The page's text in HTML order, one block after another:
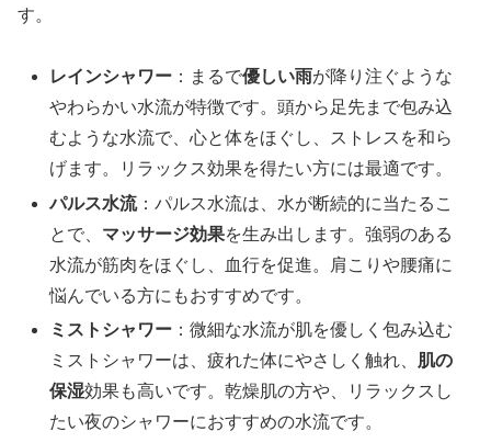
す。
レインシャワー ：まるで優しい雨が降り注ぐような
やわらかい水流が特徴です。頭から足先まで包み込
むような水流で、心と体をほぐし、ストレスを和ら
げます。リラックス効果を得たい方には最適です。
パルス水流：パルス水流は、水が断続的に当たるこ
とで、 マッサージ効果を生み出します。強弱のある
水流が筋肉をほぐし、血行を促進。肩こりや腰痛に
悩んでいる方にもおすすめです。
ミストシャワー ：微細な水流が肌を優しく包み込む
ミストシャワーは、疲れた体にやさしく触れ、 肌の
保湿効果も高いです。乾燥肌の方や、リラックスし
たい夜のシャワーにおすすめの水流です。